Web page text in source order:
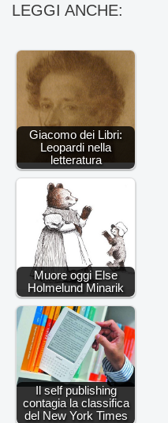
LEGGI ANCHE:
Giacomo dei Libri:
Leopardi nella
letteratura
Muore oggi Else
Holmelund Minarik
Il self publishing
contagia la classifica
del New York Times